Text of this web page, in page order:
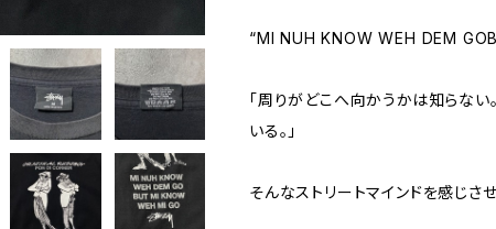
“MI NUH KNOW WEH DEM
「周りがどこへ向かうかは知らな
いる。」
そんなストリートマインドを感じさ